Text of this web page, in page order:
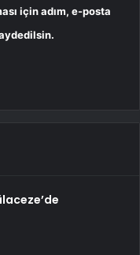
için adım, e-posta